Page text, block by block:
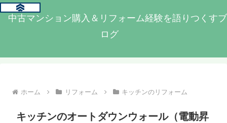
中古マンション購入＆リフォーム経験を語りつくすブ
ログ
ホーム リフォーム キッチンのリフォーム
キッチンのオートダウンウォール（電動昇